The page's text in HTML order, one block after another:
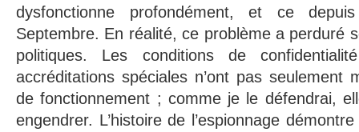
dysfonctionne profondément, et ce
Septembre. En réalité, ce problème a perduré
politiques. Les conditions de
accréditations spéciales n’ont pas seulement
de fonctionnement ; comme je le défendrai,
engendrer. L’histoire de l’espionnage